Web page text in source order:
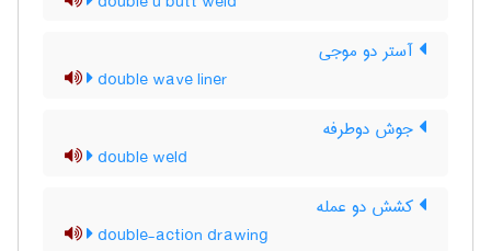
آستر دو موجی
double wave liner
جوش دوطرفه
double weld
کشش دو عمله
double-action drawing